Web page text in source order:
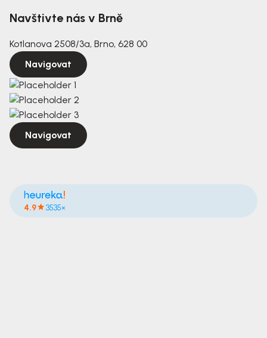
Navštivte nás v Brně
Kotlanova 2508/3a, Brno, 628 00
Navigovat
Navigovat
4.9 3535×